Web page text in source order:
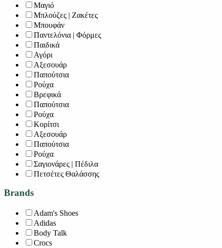
Μαγιό
Μπλούζες | Ζακέτες
Μπουφάν
Παντελόνια | Φόρμες
Παιδικά
Αγόρι
Αξεσουάρ
Παπούτσια
Ρούχα
Βρεφικά
Παπούτσια
Ρούχα
Κορίτσι
Αξεσουάρ
Παπούτσια
Ρούχα
Σαγιονάρες | Πέδιλα
Πετσέτες Θαλάσσης
Brands
Adam's Shoes
Adidas
Body Talk
Crocs